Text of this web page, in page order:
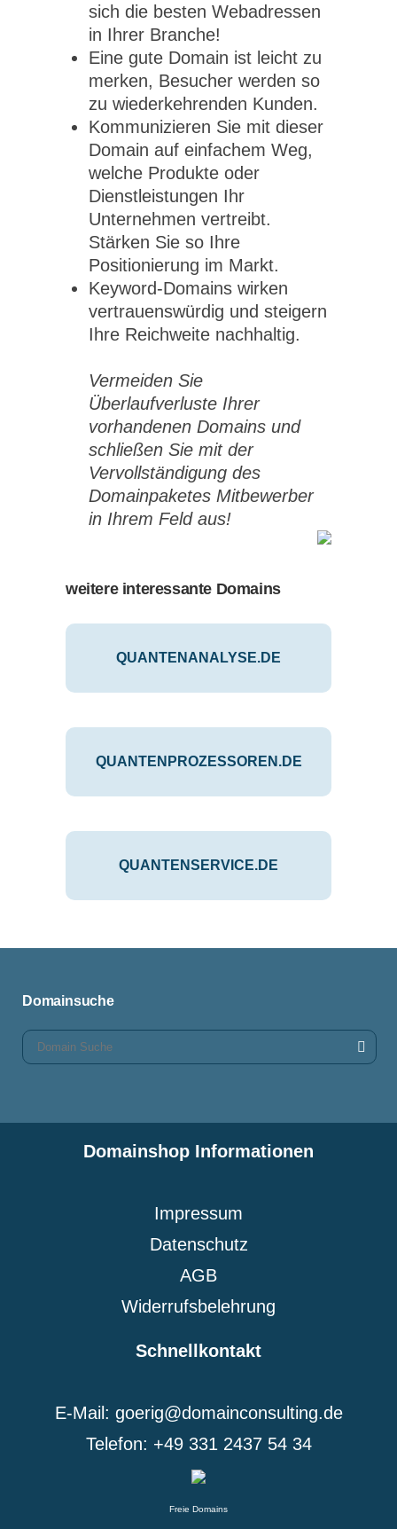
sich die besten Webadressen
in Ihrer Branche!
Eine gute Domain ist leicht zu
merken, Besucher werden so
zu wiederkehrenden Kunden.
Kommunizieren Sie mit dieser
Domain auf einfachem Weg,
welche Produkte oder
Dienstleistungen Ihr
Unternehmen vertreibt.
Stärken Sie so Ihre
Positionierung im Markt.
Keyword-Domains wirken
vertrauenswürdig und steigern
Ihre Reichweite nachhaltig.
Vermeiden Sie
Überlaufverluste Ihrer
vorhandenen Domains und
schließen Sie mit der
Vervollständigung des
Domainpaketes Mitbewerber
in Ihrem Feld aus!
weitere interessante Domains
QUANTENANALYSE.DE
QUANTENPROZESSOREN.DE
QUANTENSERVICE.DE
Domainsuche
Domainshop Informationen
Impressum
Datenschutz
AGB
Widerrufsbelehrung
Schnellkontakt
E-Mail: goerig@domainconsulting.de
Telefon: +49 331 2437 54 34
Freie Domains